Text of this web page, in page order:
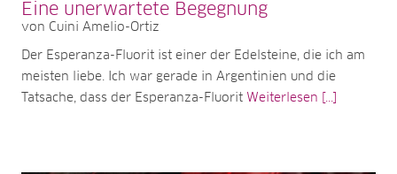
Eine unerwartete Begegnung
von Cuini Amelio-Ortiz
Der Esperanza-Fluorit ist einer der Edelsteine, die ich am
meisten liebe. Ich war gerade in Argentinien und die
Tatsache, dass der Esperanza-Fluorit Weiterlesen [...]